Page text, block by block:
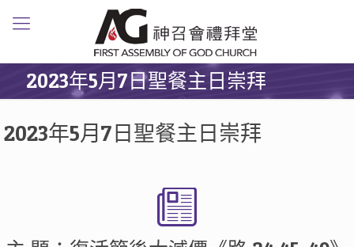
2023年5月7日聖餐主日崇拜
2023年5月7日聖餐主日崇拜